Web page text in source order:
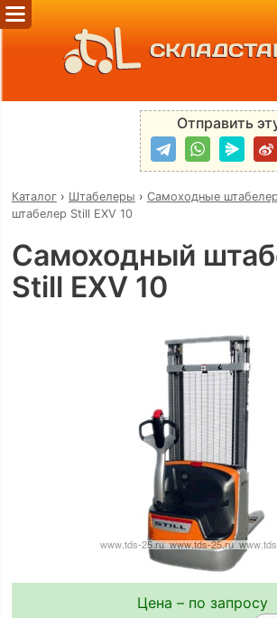
Отправить
Каталог› Штабелеры › Самоходные
штабелер Still EXV 10
Самоходный
Still EXV 10
Цена – по запросу